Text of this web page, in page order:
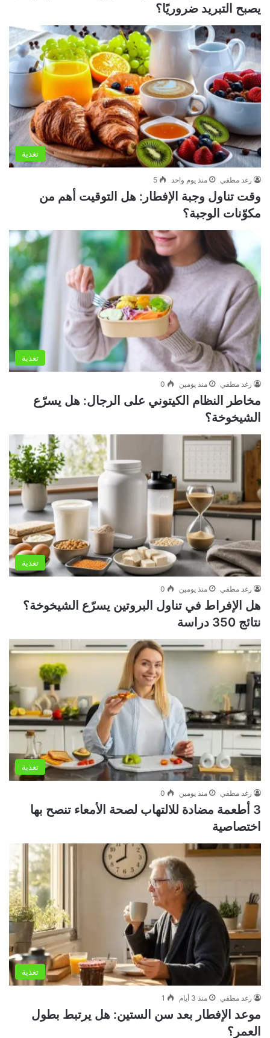
يصبح التبريد ضروريًا؟
تغذية
رغد مطفي منذ يوم واحد 5
وقت تناول وجبة الإفطار: هل التوقيت أهم من
مكوّنات الوجبة؟
تغذية
رغد مطفي منذ يومين 0
مخاطر النظام الكيتوني على الرجال: هل يسرّع
الشيخوخة؟
تغذية
رغد مطفي منذ يومين 0
هل الإفراط في تناول البروتين يسرّع الشيخوخة؟
نتائج 350 دراسة
تغذية
رغد مطفي منذ يومين 0
3 أطعمة مضادة للالتهاب لصحة الأمعاء تنصح بها
اختصاصية
تغذية
رغد مطفي منذ 3 أيام 1
موعد الإفطار بعد سن الستين: هل يرتبط بطول
العمر؟